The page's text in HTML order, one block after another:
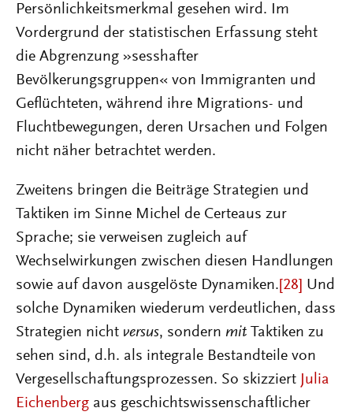
Persönlichkeitsmerkmal gesehen wird. Im
Vordergrund der statistischen Erfassung steht
die Abgrenzung »sesshafter
Bevölkerungsgruppen« von Immigranten und
Geflüchteten, während ihre Migrations- und
Fluchtbewegungen, deren Ursachen und Folgen
nicht näher betrachtet werden.
Zweitens bringen die Beiträge Strategien und
Taktiken im Sinne Michel de Certeaus zur
Sprache; sie verweisen zugleich auf
Wechselwirkungen zwischen diesen Handlungen
sowie auf davon ausgelöste Dynamiken. [28] Und
solche Dynamiken wiederum verdeutlichen, dass
Strategien nicht versus, sondern mit Taktiken zu
sehen sind, d.h. als integrale Bestandteile von
Vergesellschaftungsprozessen. So skizziert Julia
Eichenberg aus geschichtswissenschaftlicher